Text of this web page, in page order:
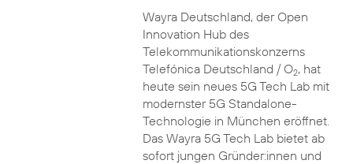
Wayra Deutschland, der Open
Innovation Hub des
Telekommunikationskonzerns
Telefónica Deutschland / O2, hat
heute sein neues 5G Tech Lab mit
modernster 5G Standalone-
Technologie in München eröffnet.
Das Wayra 5G Tech Lab bietet ab
sofort jungen Gründer:innen und